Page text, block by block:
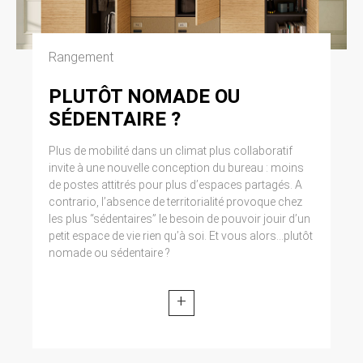
Rangement
PLUTÔT NOMADE OU
SÉDENTAIRE ?
Plus de mobilité dans un climat plus collaboratif
invite à une nouvelle conception du bureau : moins
de postes attitrés pour plus d’espaces partagés. A
contrario, l’absence de territorialité provoque chez
les plus “sédentaires” le besoin de pouvoir jouir d’un
petit espace de vie rien qu’à soi. Et vous alors...plutôt
nomade ou sédentaire ?
+
Cliquez en haut à droite du navigateur sur le
pictogramme de menu (symbolisé par trois
Cliquez sur Afficher les paramètres avancés.
préférences. Dans l’onglet ‘Confidentialité’,
vous pouvez bloquer les cookies.
9. DROIT APPLICABLE ET
ATTRIBUTION DE
JURIDICTION.
Tout litige en relation avec l’utilisation du site
https://clen.fr est soumis au droit français. Il est
fait attribution exclusive de juridiction aux
10. LES PRINCIPALES LOIS